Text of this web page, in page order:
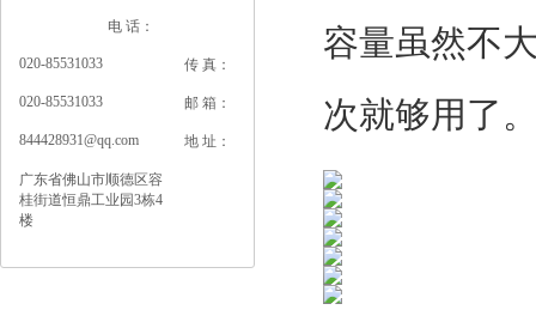
电 话：
020-85531033 传 真：
020-85531033 邮 箱：
844428931@qq.com 地 址：
广东省佛山市顺德区容
桂街道恒鼎工业园3栋4
楼
容量虽然不
次就够用了